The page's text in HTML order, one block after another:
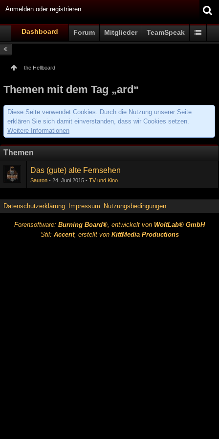
Anmelden oder registrieren
Dashboard Forum Mitglieder TeamSpeak
the Hellboard
Themen mit dem Tag „ard“
Diese Seite verwendet Cookies. Durch die Nutzung unserer Seite
erklären Sie sich damit einverstanden, dass wir Cookies setzen.
Weitere Informationen
Themen
Das (gute) alte Fernsehen
Sauron 24. Juni 2015 TV und Kino
Datenschutzerklärung Impressum Nutzungsbedingungen
Forensoftware: Burning Board®, entwickelt von WoltLab® GmbH
Stil: Accent, erstellt von KittMedia Productions